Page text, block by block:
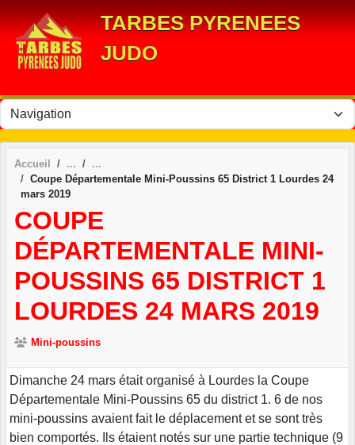
TARBES PYRENEES
JUDO
Accueil
Coupe Départementale Mini-Poussins 65 District 1 Lourdes 24
mars 2019
COUPE
DÉPARTEMENTALE MINI-
POUSSINS 65 DISTRICT 1
LOURDES 24 MARS 2019
Mini-poussins
Dimanche 24 mars était organisé à Lourdes la Coupe
Départementale Mini-Poussins 65 du district 1. 6 de nos
mini-poussins avaient fait le déplacement et se sont très
bien comportés. Ils étaient notés sur une partie technique (9
Panneau de gestion des cookies